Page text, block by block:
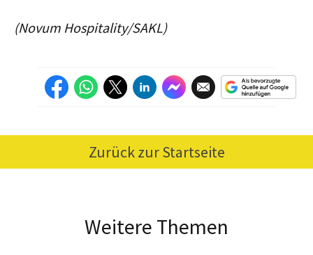
(Novum Hospitality/SAKL)
Zurück zur Startseite
Weitere Themen